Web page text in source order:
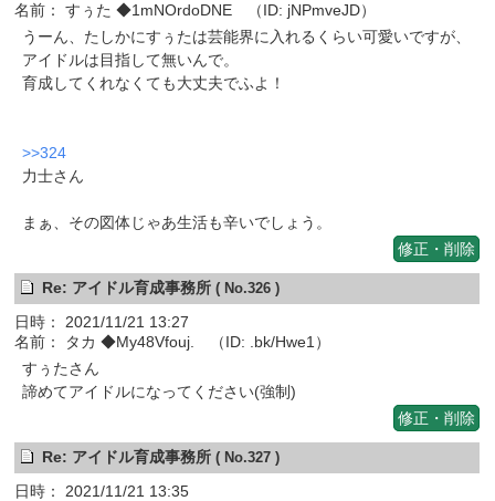
名前： すぅた ◆1mNOrdoDNE （ID: jNPmveJD）
うーん、たしかにすぅたは芸能界に入れるくらい可愛いですが、
アイドルは目指して無いんで。
育成してくれなくても大丈夫でふよ！
>>324
力士さん
まぁ、その図体じゃあ生活も辛いでしょう。
修正・削除
Re: アイドル育成事務所( No.326 )
日時： 2021/11/21 13:27
名前： タカ ◆My48Vfouj. （ID: .bk/Hwe1）
すぅたさん
諦めてアイドルになってください(強制)
修正・削除
Re: アイドル育成事務所( No.327 )
日時： 2021/11/21 13:35